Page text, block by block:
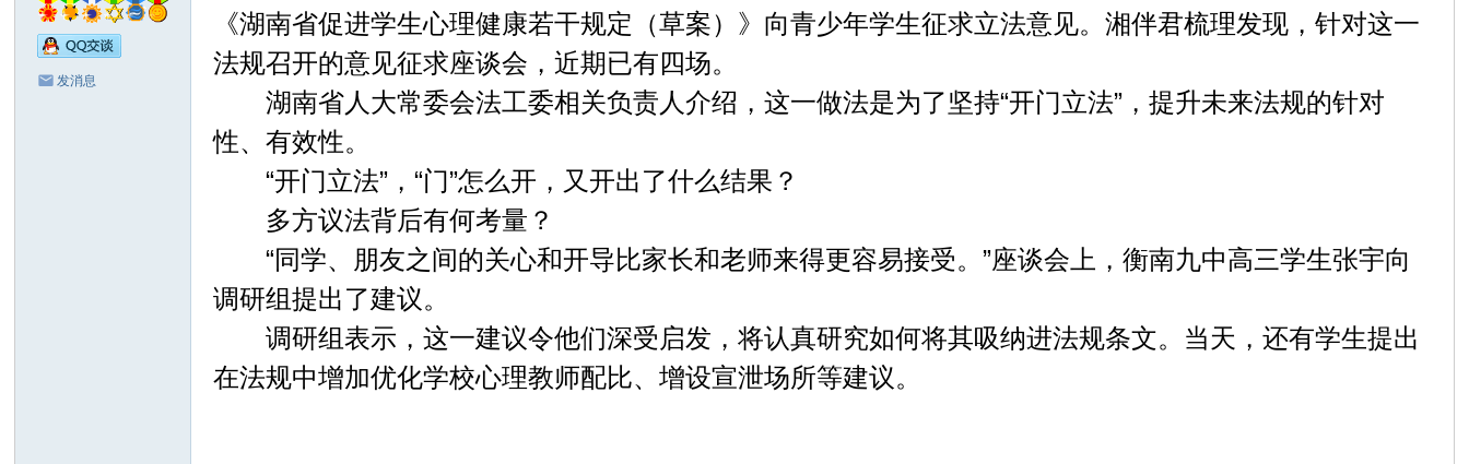
发消息
《湖南省促进学生心理健康若干规定（草案）》向青少年学生征求立法意见。湘伴君梳理发现，针对这一
法规召开的意见征求座谈会，近期已有四场。
湖南省人大常委会法工委相关负责人介绍，这一做法是为了坚持“开门立法”，提升未来法规的针对
性、有效性。
“开门立法”，“门”怎么开，又开出了什么结果？
多方议法背后有何考量？
“同学、朋友之间的关心和开导比家长和老师来得更容易接受。”座谈会上，衡南九中高三学生张宇向
调研组提出了建议。
调研组表示，这一建议令他们深受启发，将认真研究如何将其吸纳进法规条文。当天，还有学生提出
在法规中增加优化学校心理教师配比、增设宣泄场所等建议。